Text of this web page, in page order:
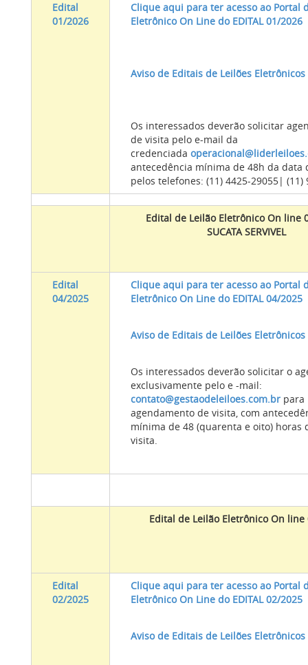
Edital
01/2026
Clique aqui para ter acesso ao Portal
Eletrônico On Line do EDITAL 01/2026
Aviso de Editais de Leilões Eletrônicos
Os interessados deverão solicitar
de visita pelo e-mail da
credenciada
antecedência mínima de 48h da data
pelos telefones: (11) 4425-29055| (11)
Edital de Leilão Eletrônico On line
SUCATA SERVIVEL
Edital
04/2025
Clique aqui para ter acesso ao Portal
Eletrônico On Line do EDITAL 04/2025
Aviso de Editais de Leilões Eletrônicos
Os interessados deverão solicitar o
exclusivamente pelo e -mail:
contato@gestaodeleiloes.com.br para
agendamento de visita, com
mínima de 48 (quarenta e oito) horas
visita.
Edital de Leilão Eletrônico On line
Edital
02/2025
Clique aqui para ter acesso ao Portal
Eletrônico On Line do EDITAL 02/2025
Aviso de Editais de Leilões Eletrônicos